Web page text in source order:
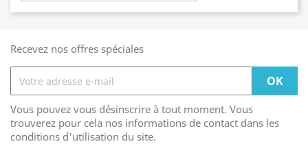
Recevez nos offres spéciales
Vous pouvez vous désinscrire à tout moment. Vous
trouverez pour cela nos informations de contact dans les
conditions d'utilisation du site.